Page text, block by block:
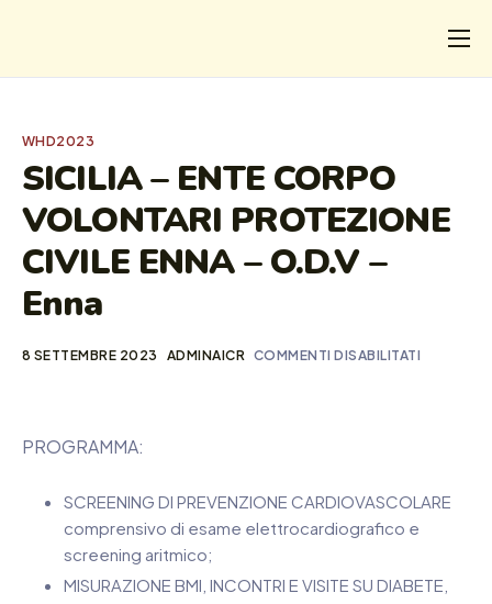
CHI
I SALVATI
FORMAZIONE
PROGETTI
NEWS
WHD2023
SICILIA – ENTE CORPO
VOLONTARI PROTEZIONE
CIVILE ENNA – O.D.V –
Enna
8 SETTEMBRE 2023 ADMINAICR COMMENTI DISABILITATI
PROGRAMMA:
SCREENING DI PREVENZIONE CARDIOVASCOLARE
comprensivo di esame elettrocardiografico e
screening aritmico;
MISURAZIONE BMI, INCONTRI E VISITE SU DIABETE,